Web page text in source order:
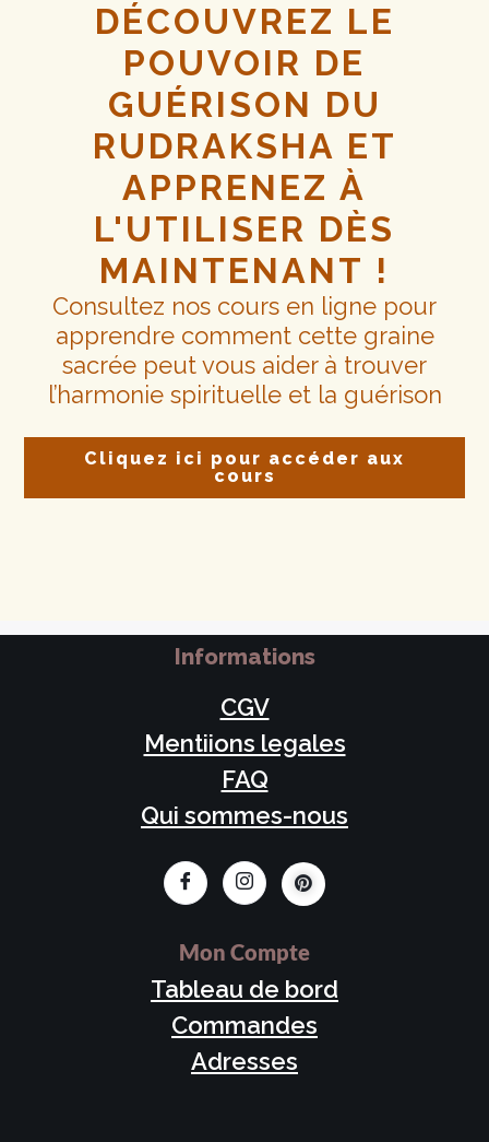
DÉCOUVREZ LE
POUVOIR DE
GUÉRISON DU
RUDRAKSHA ET
APPRENEZ À
L'UTILISER DÈS
MAINTENANT !
Consultez nos cours en ligne pour
apprendre comment cette graine
sacrée peut vous aider à trouver
l’harmonie spirituelle et la guérison
Cliquez ici pour accéder aux
cours
Informations
CGV
Mentiions legales
FAQ
Qui sommes-nous
Mon Compte
Tableau de bord
Commandes
Adresses